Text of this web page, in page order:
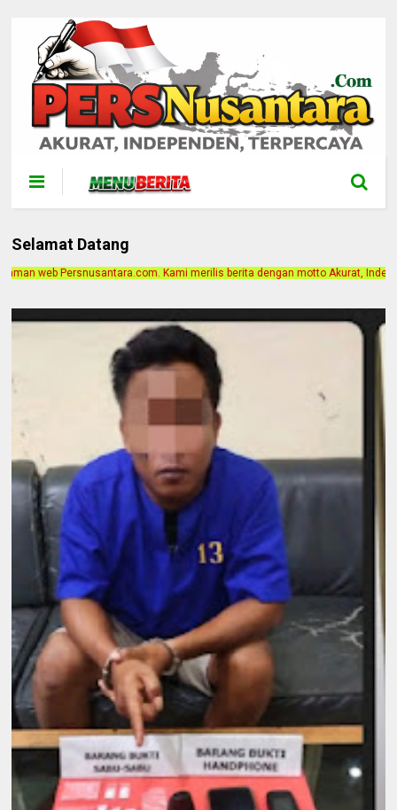
Selamat Datang
Kami merilis berita dengan motto Akurat, Independen, Terpercaya. Alamat